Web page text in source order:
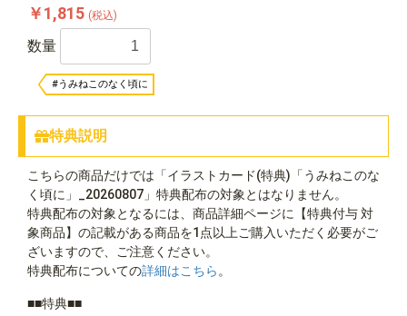
￥1,815 (税込)
数量
#うみねこのなく頃に
特典説明
こちらの商品だけでは「イラストカード(特典)「うみねこのな
く頃に」_20260807」特典配布の対象とはなりません。
特典配布の対象となるには、商品詳細ページに【特典付与 対
象商品】の記載がある商品を1点以上ご購入いただく必要がご
ざいますので、ご注意ください。
特典配布についての詳細はこちら 。
■■特典■■